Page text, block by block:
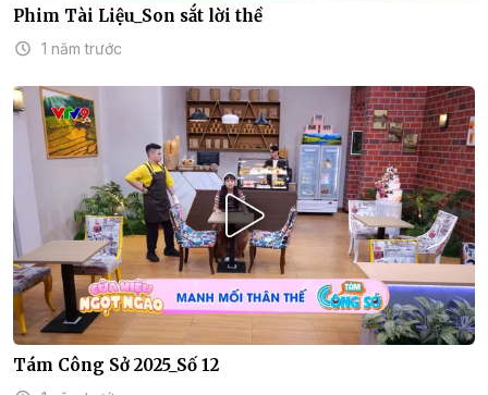
Phim Tài Liệu_Son sắt lời thề
1 năm trước
Tám Công Sở 2025_Số 12